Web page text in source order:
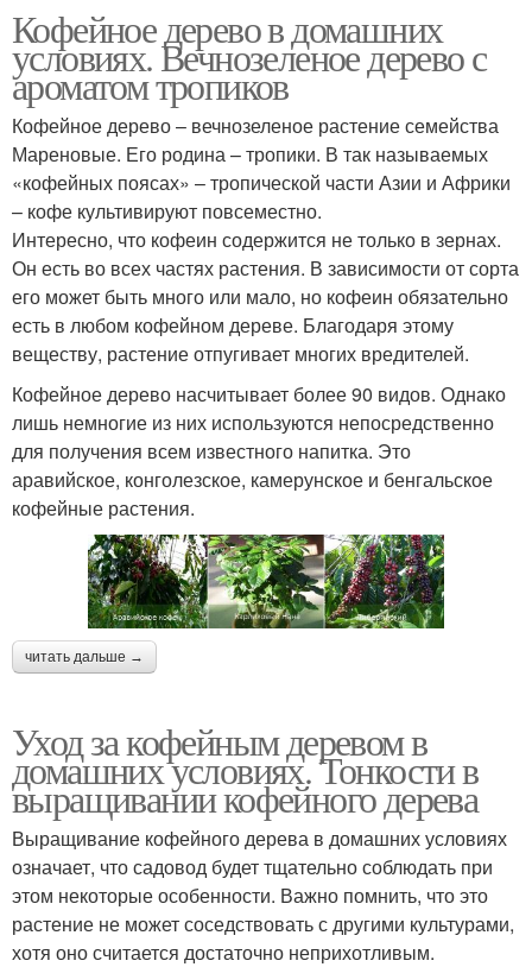
Кофейное дерево в домашних
условиях. Вечнозеленое дерево с
ароматом тропиков
Кофейное дерево – вечнозеленое растение семейства
Мареновые. Его родина – тропики. В так называемых
«кофейных поясах» – тропической части Азии и Африки
– кофе культивируют повсеместно.
Интересно, что кофеин содержится не только в зернах.
Он есть во всех частях растения. В зависимости от сорта
его может быть много или мало, но кофеин обязательно
есть в любом кофейном дереве. Благодаря этому
веществу, растение отпугивает многих вредителей.
Кофейное дерево насчитывает более 90 видов. Однако
лишь немногие из них используются непосредственно
для получения всем известного напитка. Это
аравийское, конголезское, камерунское и бенгальское
кофейные растения.
читать дальше →
Уход за кофейным деревом в
домашних условиях. Тонкости в
выращивании кофейного дерева
Выращивание кофейного дерева в домашних условиях
означает, что садовод будет тщательно соблюдать при
этом некоторые особенности. Важно помнить, что это
растение не может соседствовать с другими культурами,
хотя оно считается достаточно неприхотливым.